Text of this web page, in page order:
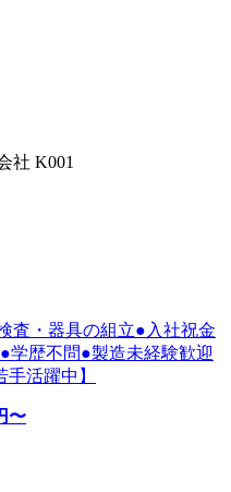
社 K001
査・器具の組立●入社祝金
学歴不問●製造未経験歓迎
活躍中】
〜